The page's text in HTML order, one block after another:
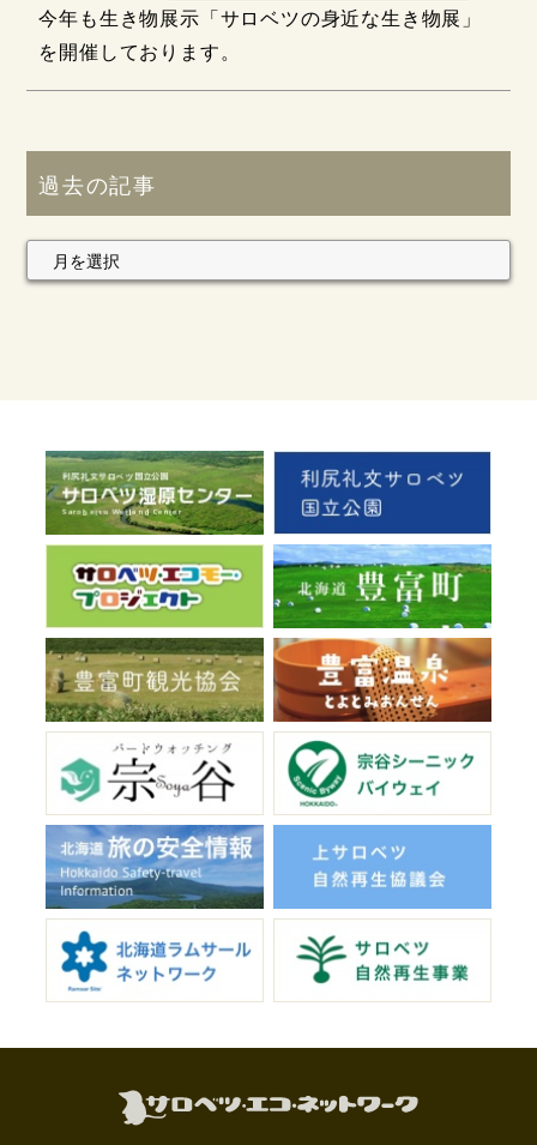
今年も生き物展示「サロベツの身近な生き物展」
を開催しております。
過去の記事